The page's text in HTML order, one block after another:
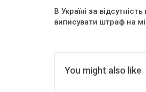
В Україні за
виписувати штраф на
You might also like